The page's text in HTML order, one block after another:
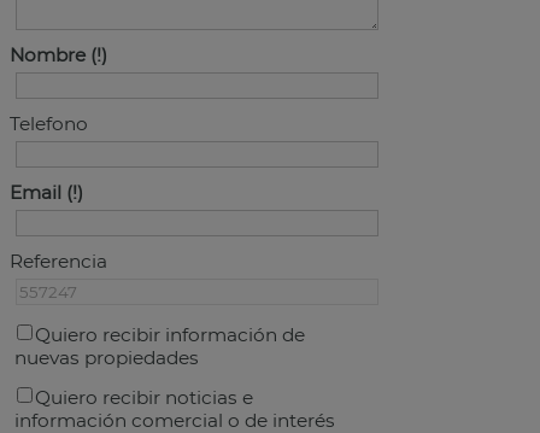
Nombre
Telefono
Email
Referencia
Quiero recibir información de
nuevas propiedades
Quiero recibir noticias e
información comercial o de interés